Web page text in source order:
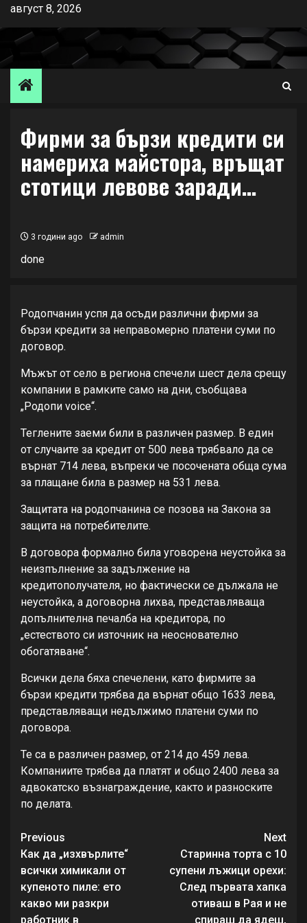
Skip
content
август 8, 2026
Фирми за бързи кредити си
намериха майстора, връщат
стотици левове заради…
3 години ago admin
done
Родопчанин успя да осъди различни фирми за
бързи кредити за неправомерно платени суми по
договор.
Мъжът от село в региона спечели шест дела срещу
компании в рамките само на дни, съобщава
„Родопи voice“.
Теглените заеми били в различен размер. В един
от случаите за кредит от 500 лева трябвало да се
върнат 714 лева, въпреки че посочената обща сума
за плащане била в размер на 531 лева.
Защитата на родопчанина се позова на Закона за
защита на потребителите.
В договора формално била уговорена неустойка за
неизпълнение за задължение на
кредитополучателя, но фактически се дължала не
неустойка, а договорна лихва, представляваща
допълнителна печалба на кредитора, по
„естеството си източник на неоснователно
обогатяване“.
Всички дела бяха спечелени, като фирмите за
бързи кредити трябва да върнат общо 1633 лева,
представляващи недължимо платени суми по
договора.
Те са в различен размер, от 214 до 459 лева.
Компаниите трябва да платят и общо 2400 лева за
адвокатско възнаграждение, както и разноските
по делата.
Continue
Reading
Previous
Как да „изхвърлите“
всички химикали от
купеното пиле: ето
какво ми разкри
работник в
Next
Старинна торта с 10
супени лъжици орехи:
След първата хапка
отиваш в Рая и не
спираш да ядеш,